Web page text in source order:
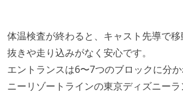
体温検査が終わると、キャスト先導で
抜きや走り込みがなく安心です。
エントランスは6〜7つのブロックに分
ニーリゾートラインの東京ディズニー